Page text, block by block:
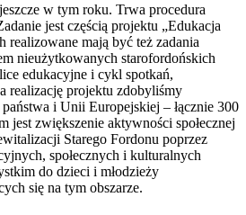
w tym roku. Trwa procedura
jest częścią projektu „Edukacja
realizowane mają być też zadania
nieużytkowanych starofordońskich
edukacyjne i cykl spotkań,
realizację projektu zdobyliśmy
i Unii Europejskiej – łącznie 300
jest zwiększenie aktywności społecznej
Starego Fordonu poprzez
społecznych i kulturalnych
do dzieci i młodzieży
się na tym obszarze.